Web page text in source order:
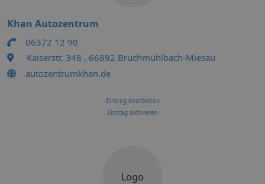
Khan Autozentrum
06372 12 90
Kaiserstr. 348 , 66892 Bruchmühlbach-Miesau
autozentrumkhan.de
Eintrag bearbeiten
Eintrag aktivieren
Logo